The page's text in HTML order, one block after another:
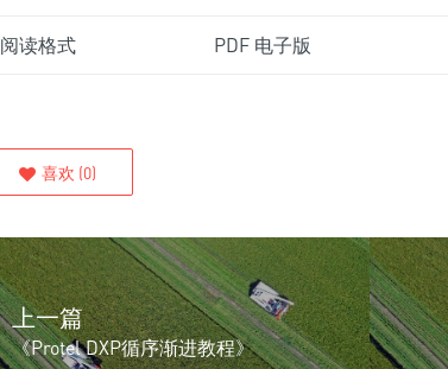
阅读格式 PDF 电子版
喜欢 (0)
上一篇
《Protel DXP循序渐进教程》